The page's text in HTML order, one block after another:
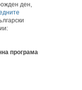
ден,
програма